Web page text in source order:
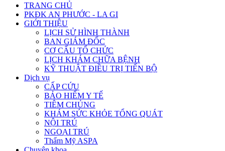
TRANG CHỦ
PKĐK AN PHƯỚC - LA GI
GIỚI THIỆU
LỊCH SỬ HÌNH THÀNH
BAN GIÁM ĐỐC
CƠ CẤU TỔ CHỨC
LỊCH KHÁM CHỮA BỆNH
KỸ THUẬT ĐIỀU TRỊ TIẾN BỘ
Dịch vụ
CẤP CỨU
BẢO HIỂM Y TẾ
TIÊM CHỦNG
KHÁM SỨC KHỎE TỔNG QUÁT
NỘI TRÚ
NGOẠI TRÚ
Thẩm Mỹ ASPA